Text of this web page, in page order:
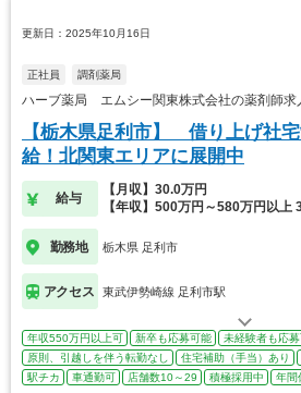
更新日：2025年10月16日
正社員 調剤薬局
ハーブ薬局 エムシー関東株式会社の薬剤師求
【栃木県足利市】 借り上げ社
給！北関東エリアに展開中
給与
【月収】30.0万円
【年収】500万円～580万円以上
勤務地 栃木県 足利市
アクセス 東武伊勢崎線 足利市駅
年収550万円以上可 新卒も応募可能
未経験者も応
原則、引越しを伴う転勤なし
住宅補助（手当）あり
駅チカ
車通勤可 店舗数10～29 積極採用中 年間